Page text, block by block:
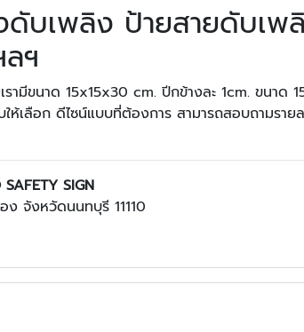
บเพลิง ป้ายสายดับเพ
ฯ
ามีขนาด 15x15x30 cm. ปีกข้างละ 1cm. ขนาด
ลือก ดีไซน์แบบที่ต้องการ สามารถสอบถามราย
SIGN
จังหวัดนนทบุรี 11110